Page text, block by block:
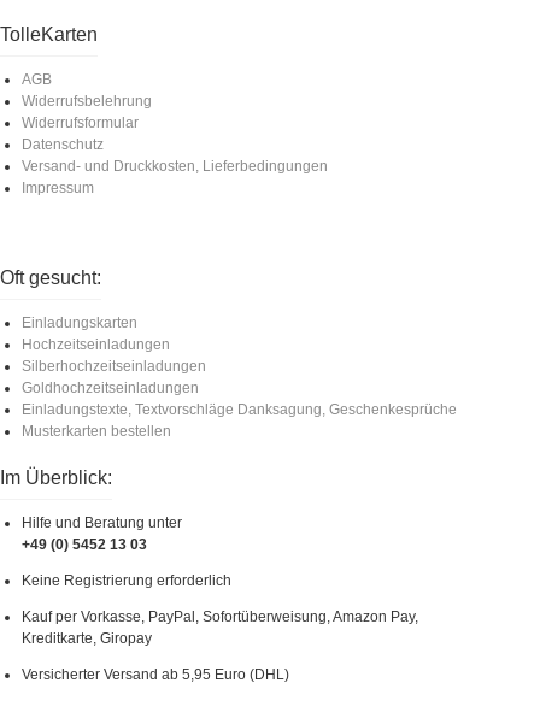
TolleKarten
AGB
Widerrufsbelehrung
Widerrufsformular
Datenschutz
Versand- und Druckkosten, Lieferbedingungen
Impressum
Oft gesucht:
Einladungskarten
Hochzeitseinladungen
Silberhochzeitseinladungen
Goldhochzeitseinladungen
Einladungstexte, Textvorschläge Danksagung, Geschenkesprüche
Musterkarten bestellen
Im Überblick:
Hilfe und Beratung unter
+49 (0) 5452 13 03
Keine Registrierung erforderlich
Kauf per Vorkasse, PayPal, Sofortüberweisung, Amazon Pay,
Kreditkarte, Giropay
Versicherter Versand ab 5,95 Euro (DHL)